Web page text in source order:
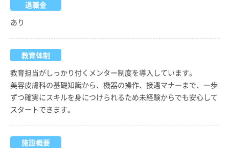
退職金
あり
教育体制
教育担当がしっかり付くメンター制度を導入しています。
美容皮膚科の基礎知識から、機器の操作、接遇マナーまで、一歩
ずつ確実にスキルを身につけられるため未経験からでも安心して
スタートできます。
施設概要